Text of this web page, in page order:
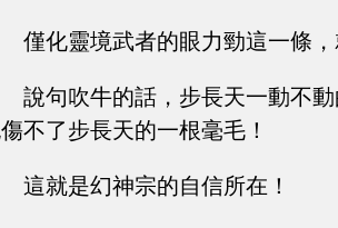
僅化靈境武者的眼力勁這一條
說句吹牛的話，步長天一動不
不了步長天的一根毫毛！
這就是幻神宗的自信所在！